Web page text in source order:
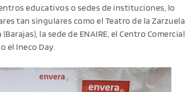
educativos o sedes de instituciones, lo
tan singulares como el Teatro de la Zarzuela
la sede de ENAIRE, el Centro Comercial
el Ineco Day.